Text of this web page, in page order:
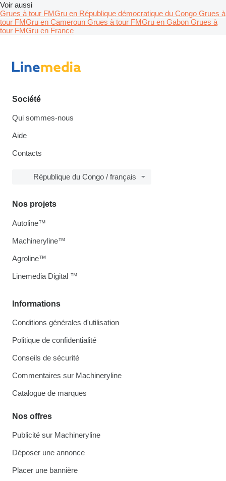
Voir aussi
Grues à tour FMGru en République démocratique du Congo Grues à
tour FMGru en Cameroun Grues à tour FMGru en Gabon Grues à
tour FMGru en France
Société
Qui sommes-nous
Aide
Contacts
République du Congo / français
Informations
Conditions générales d'utilisation
Politique de confidentialité
Conseils de sécurité
Commentaires sur Machineryline
Catalogue de marques
Nos offres
Publicité sur Machineryline
Déposer une annonce
Placer une bannière
Nos projets
Autoline™
Machineryline™
Agroline™
Linemedia Digital ™